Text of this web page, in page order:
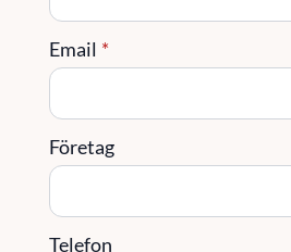
Email *
Företag
Telefon